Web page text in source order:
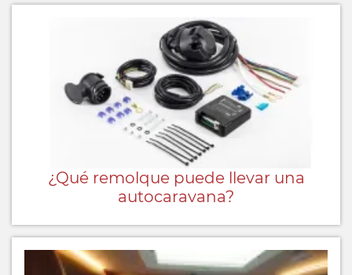
¿Qué remolque puede llevar una
autocaravana?